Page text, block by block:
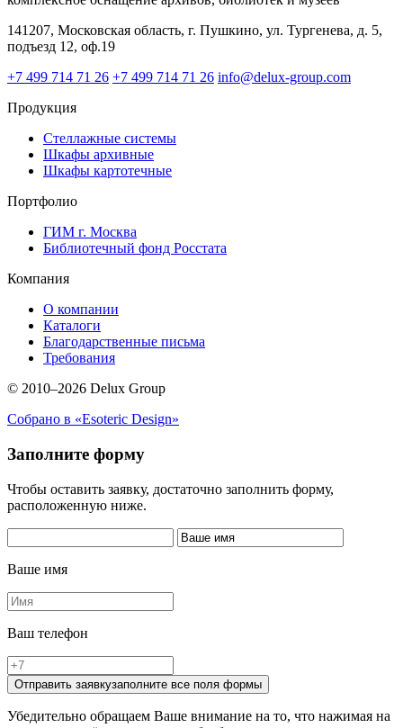
141207, Московская область, г. Пушкино, ул. Тургенева, д. 5,
подъезд 12, оф.19
+7 499 714 71 26 +7 499 714 71 26 info@delux-group.com
Продукция
Стеллажные системы
Шкафы архивные
Шкафы картотечные
Портфолио
ГИМ г. Москва
Библиотечный фонд Росстата
Компания
О компании
Каталоги
Благодарственные письма
Требования
© 2010–2026 Delux Group
Собрано в «Esoteric Design»
Заполните форму
Чтобы оставить заявку, достаточно заполнить форму,
расположенную ниже.
Ваше имя
Ваш телефон
Отправить заявкузаполните все поля формы
Убедительно обращаем Ваше внимание на то, что нажимая на